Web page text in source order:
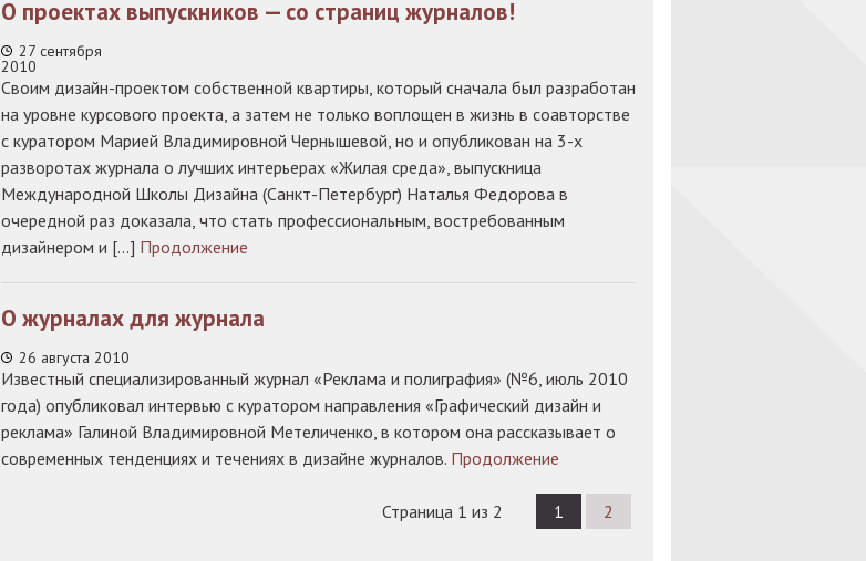
О проектах выпускников — со страниц журналов!
27 сентября
2010
Своим дизайн-проектом собственной квартиры, который сначала был разработан
на уровне курсового проекта, а затем не только воплощен в жизнь в соавторстве
с куратором Марией Владимировной Чернышевой, но и опубликован на 3-х
разворотах журнала о лучших интерьерах «Жилая среда», выпускница
Международной Школы Дизайна (Санкт-Петербург) Наталья Федорова в
очередной раз доказала, что стать профессиональным, востребованным
дизайнером и […] Продолжение
О журналах для журнала
26 августа 2010
Известный специализированный журнал «Реклама и полиграфия» (№6, июль 2010
года) опубликовал интервью с куратором направления «Графический дизайн и
реклама» Галиной Владимировной Метеличенко, в котором она рассказывает о
современных тенденциях и течениях в дизайне журналов. Продолжение
Страница 1 из 2 1 2